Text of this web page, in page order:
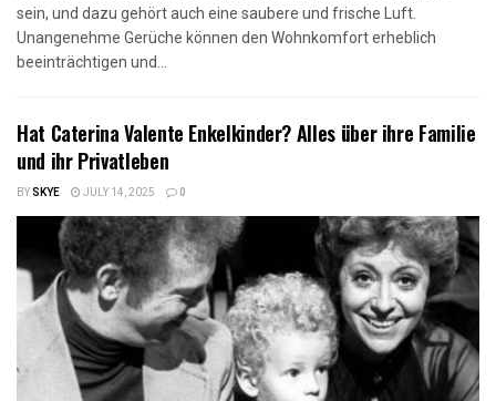
sein, und dazu gehört auch eine saubere und frische Luft.
Unangenehme Gerüche können den Wohnkomfort erheblich
beeinträchtigen und...
Hat Caterina Valente Enkelkinder? Alles über ihre Familie
und ihr Privatleben
BYSKYE JULY 14, 2025 0